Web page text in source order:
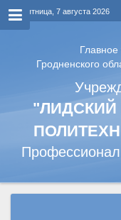
Пятница, 7 августа 2026
Гродненского